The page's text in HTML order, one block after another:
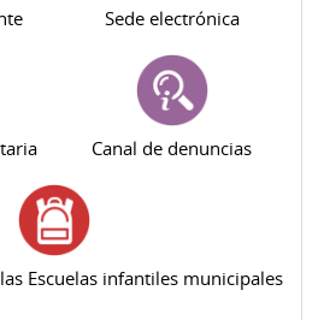
Sede electrónica
Canal de denuncias
Escuelas infantiles municipales